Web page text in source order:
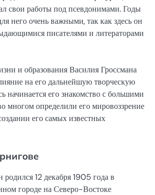
свои работы под псевдонимами. Годы
него очень важными, так как здесь он
писателями и литераторами
и образования Василия Гроссмана
на его дальнейшую творческую
начинается его знакомство с большими
многом определили его мировоззрение
его самых известных
12 декабря 1905 года в
городе на Северо-Востоке